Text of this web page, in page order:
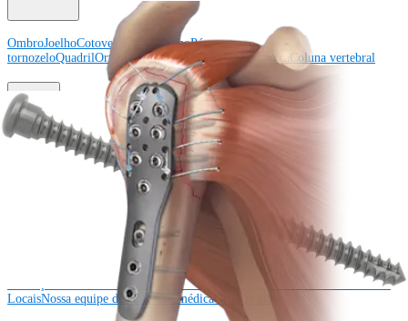
OmbroJoelhoCotovelo Mão e punhoPé e
tornozeloQuadrilOrtobiológicosCirurgia cardiotorácicaColuna vertebral
Producto
JoelhoCotoveloMão e punhoPé e
Ortobiológicos Cirurgia cardiotorácica
Imagem e ressecção
Descrição dos cursos Calendário dos cursos
ArthroLab™ -
LocaisNossa equipe de educação médicaOrthoPedia